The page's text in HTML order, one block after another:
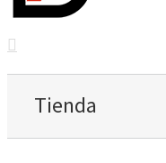
Tienda